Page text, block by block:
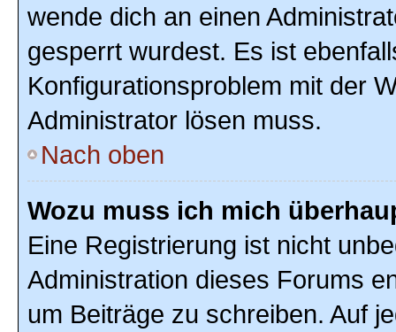
wende dich an einen
gesperrt wurdest. Es ist
Konfigurationsproblem mit der
Administrator lösen muss.
Nach oben
Wozu muss ich mich
Eine Registrierung ist nicht
Administration dieses Forums
um Beiträge zu schreiben. Auf